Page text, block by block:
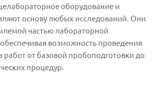
оборудование и
основу любых исследований. Они
частью лабораторной
возможность проведения
работ от базовой пробоподготовки до
процедур.